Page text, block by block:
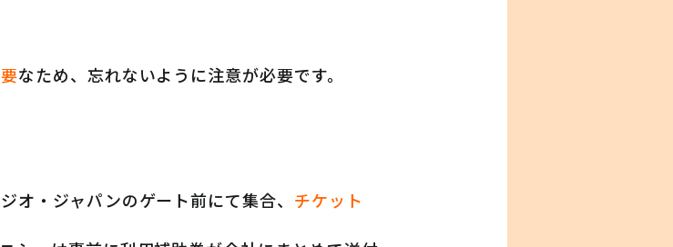
なため、忘れないように注意が必要です。
オ・ジャパンのゲート前にて集合、 チケット